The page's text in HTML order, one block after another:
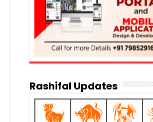
Rashifal Updates